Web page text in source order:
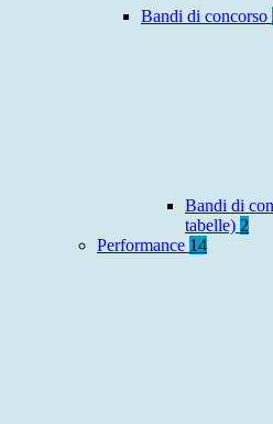
Bandi di concorso
Bandi di
tabelle) 2
Performance 14